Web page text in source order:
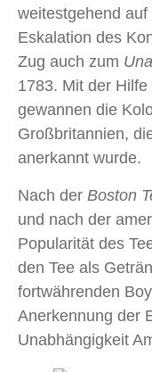
weitestgehend
Eskalation des
Zug auch zum
1783. Mit der
gewannen die
Großbritannien,
anerkannt wurde.
Nach der Boston
und nach der
Popularität des
den Tee als
fortwährenden
Anerkennung der
Unabhängigkeit